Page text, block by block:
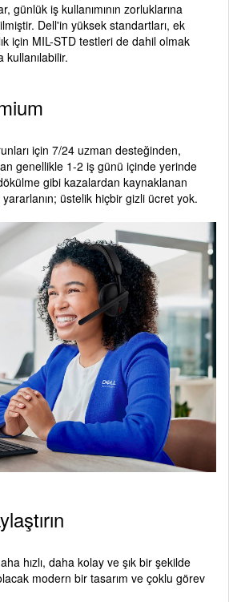
günlük iş kullanımının zorluklarına
Dell'in yüksek standartları, ek
için MIL-STD testleri de dahil olmak
kullanılabilir.
için 7/24 uzman desteğinden,
genellikle 1-2 iş günü içinde yerinde
gibi kazalardan kaynaklanan
yararlanın; üstelik hiçbir gizli ücret yok.
hızlı, daha kolay ve şık bir şekilde
modern bir tasarım ve çoklu görev